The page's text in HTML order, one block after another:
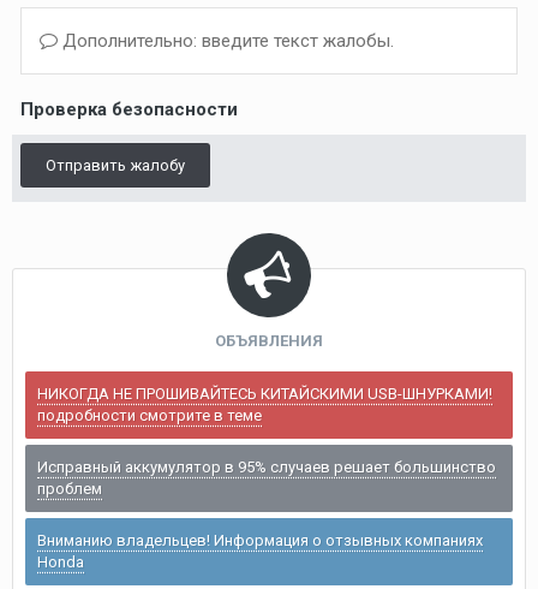
Дополнительно: введите текст жалобы.
Проверка безопасности
Отправить жалобу
ОБЪЯВЛЕНИЯ
НИКОГДА НЕ ПРОШИВАЙТЕСЬ КИТАЙСКИМИ USB-ШНУРКАМИ!
подробности смотрите в теме
Исправный аккумулятор в 95% случаев решает большинство
проблем
Вниманию владельцев! Информация о отзывных компаниях
Honda